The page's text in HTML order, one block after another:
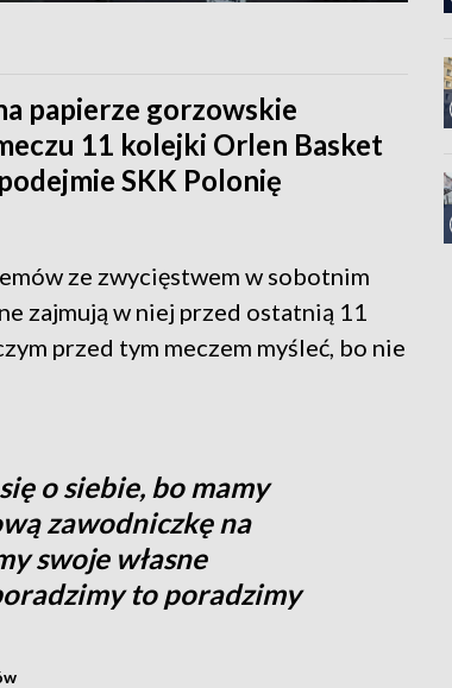
papierze gorzowskie
11 kolejki Orlen Basket
SKK Polonię
ze zwycięstwem w sobotnim
zajmują w niej przed ostatnią 11
przed tym meczem myśleć, bo nie
o siebie, bo mamy
zawodniczkę na
swoje własne
to poradzimy